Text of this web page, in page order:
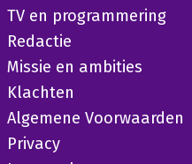
TV en programmering
Redactie
Missie en ambities
Klachten
Algemene Voorwaarden
Privacy